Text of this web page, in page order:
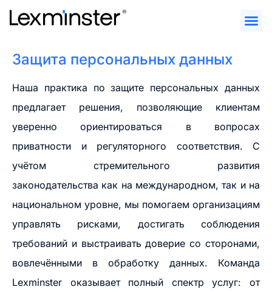
Защита персональных данных
Наша практика по защите персональных данных
предлагает решения, позволяющие клиентам
уверенно ориентироваться в вопросах
приватности и регуляторного соответствия. С
учётом стремительного развития
законодательства как на международном, так и на
национальном уровне, мы помогаем организациям
управлять рисками, достигать соблюдения
требований и выстраивать доверие со сторонами,
вовлечёнными в обработку данных. Команда
Lexminster оказывает полный спектр услуг: от